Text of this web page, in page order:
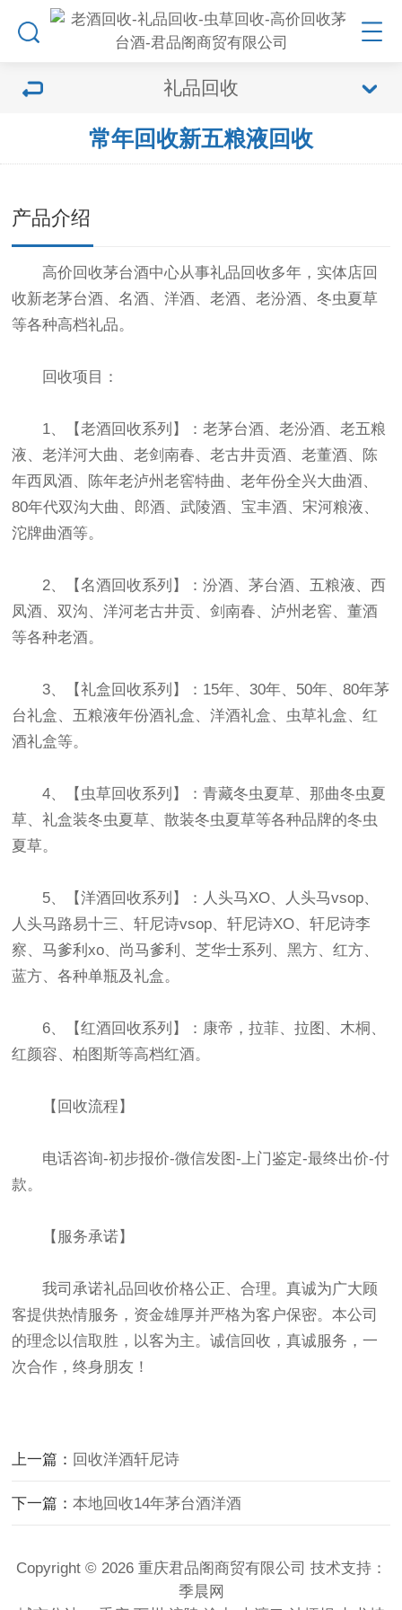
礼品回收
常年回收新五粮液回收
产品介绍
高价回收茅台酒中心从事礼品回收多年，实体店回
收新老茅台酒、名酒、洋酒、老酒、老汾酒、冬虫夏草
等各种高档礼品。
回收项目：
1、【老酒回收系列】：老茅台酒、老汾酒、老五粮
液、老洋河大曲、老剑南春、老古井贡酒、老董酒、陈
年西凤酒、陈年老泸州老窖特曲、老年份全兴大曲酒、
80年代双沟大曲、郎酒、武陵酒、宝丰酒、宋河粮液、
沱牌曲酒等。
2、【名酒回收系列】：汾酒、茅台酒、五粮液、西
凤酒、双沟、洋河老古井贡、剑南春、泸州老窖、董酒
等各种老酒。
3、【礼盒回收系列】：15年、30年、50年、80年茅
台礼盒、五粮液年份酒礼盒、洋酒礼盒、虫草礼盒、红
酒礼盒等。
4、【虫草回收系列】：青藏冬虫夏草、那曲冬虫夏
草、礼盒装冬虫夏草、散装冬虫夏草等各种品牌的冬虫
夏草。
5、【洋酒回收系列】：人头马XO、人头马vsop、
人头马路易十三、轩尼诗vsop、轩尼诗XO、轩尼诗李
察、马爹利xo、尚马爹利、芝华士系列、黑方、红方、
蓝方、各种单瓶及礼盒。
6、【红酒回收系列】：康帝，拉菲、拉图、木桐、
红颜容、柏图斯等高档红酒。
【回收流程】
电话咨询-初步报价-微信发图-上门鉴定-最终出价-付
款。
【服务承诺】
我司承诺礼品回收价格公正、合理。真诚为广大顾
客提供热情服务，资金雄厚并严格为客户保密。本公司
的理念以信取胜，以客为主。诚信回收，真诚服务，一
次合作，终身朋友！
上一篇： 回收洋酒轩尼诗
下一篇：本地回收14年茅台酒洋酒
Copyright © 2026 重庆君品阁商贸有限公司 技术支持：
季晨网